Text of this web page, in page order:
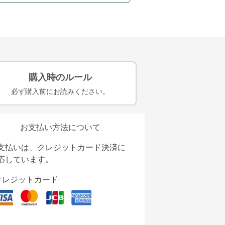
購入時のルール
必ず購入前にお読みください。
お支払い方法について
払いは、クレジットカード決済に
しています。
レジットカード